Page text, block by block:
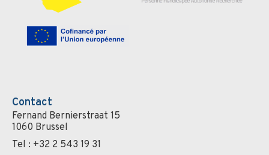
Contact
Fernand Bernierstraat 15
1060 Brussel
Tel : +32 2 543 19 31